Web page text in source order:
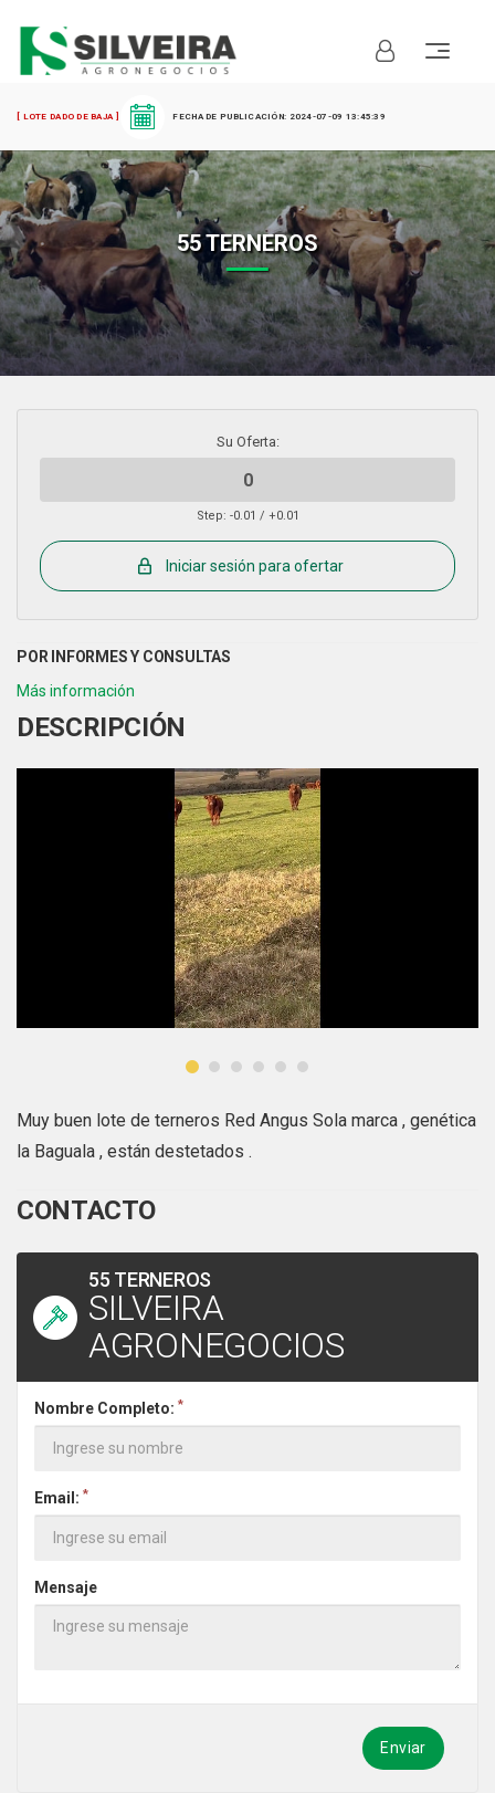
55 TERNEROS
[ LOTE DADO DE BAJA ] : 2024-07-09 13:45:39
Su Oferta:
Step: -0.01 / +0.01
Iniciar sesión para ofertar
DESCRIPCIÓN
Muy buen lote de terneros Red Angus Sola marca , genética
la Baguala , están destetados .
CONTACTO
55 TERNEROS
SILVEIRA
AGRONEGOCIOS
Nombre Completo: *
Email: *
Mensaje
Enviar